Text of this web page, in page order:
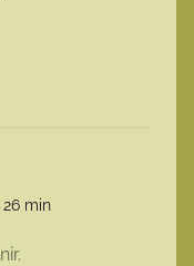
min